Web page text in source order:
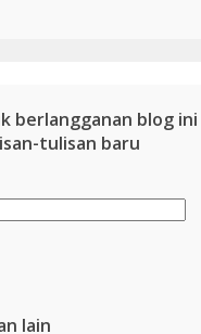
berlangganan blog ini
tulisan baru
lain